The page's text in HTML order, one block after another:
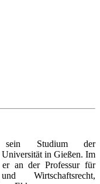
Studium der
Universität in Gießen. Im
er an der Professur für
Wirtschaftsrecht,